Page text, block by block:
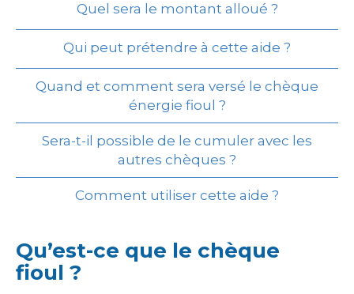
Quel sera le montant alloué ?
Qui peut prétendre à cette aide ?
Quand et comment sera versé le chèque
énergie fioul ?
Sera-t-il possible de le cumuler avec les
autres chèques ?
Comment utiliser cette aide ?
Qu’est-ce que le chèque
fioul ?